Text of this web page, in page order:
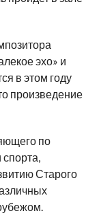
эхо» и
в этом году
произведение
по
спорта,
Старого